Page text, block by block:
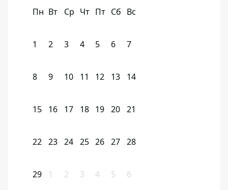
Пн Вт Ср Чт Пт Сб Вс
1 2 3 4 5 6 7
8 9 10 11 12 13 14
15 16 17 18 19 20 21
22 23 24 25 26 27 28
29 1 2 3 4 5 6